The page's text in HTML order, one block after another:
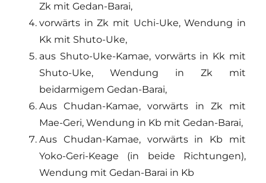
Zk mit Gedan-Barai,
vorwärts in Zk mit Uchi-Uke, Wendung in
Kk mit Shuto-Uke,
aus Shuto-Uke-Kamae, vorwärts in Kk mit
Shuto-Uke, Wendung in Zk mit
beidarmigem Gedan-Barai,
Aus Chudan-Kamae, vorwärts in Zk mit
Mae-Geri, Wendung in Kb mit Gedan-Barai,
Aus Chudan-Kamae, vorwärts in Kb mit
Yoko-Geri-Keage (in beide Richtungen),
Wendung mit Gedan-Barai in Kb